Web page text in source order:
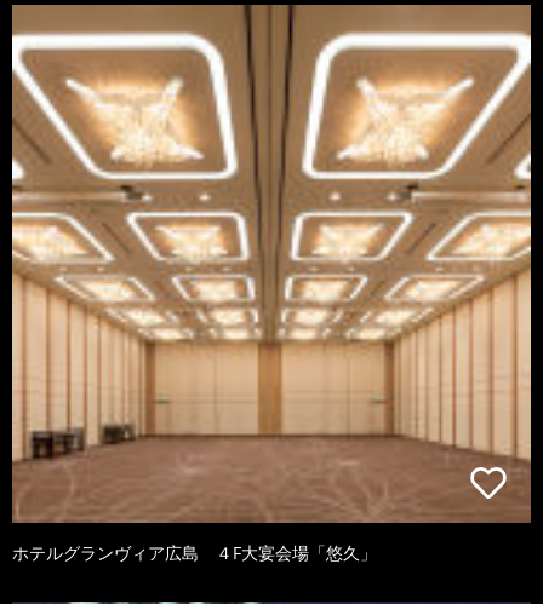
ホテルグランヴィア広島 ４F大宴会場「悠久」